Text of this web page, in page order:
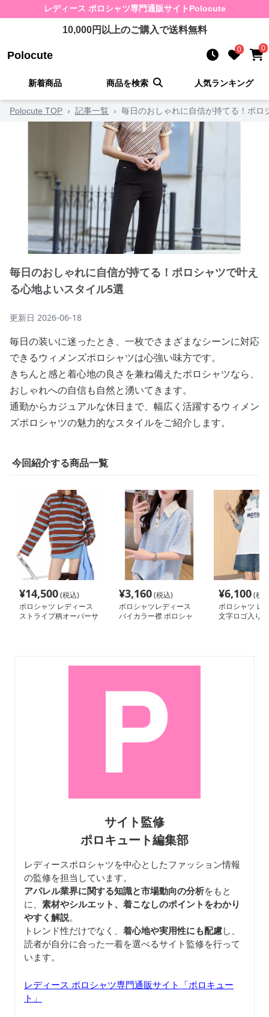
レディース ポロシャツ専門通販サイト Polocute
10,000円以上のご購入で送料無料
Polocute 0 0
新着商品 商品を検索 人気ランキング
Polocute TOP › 記事一覧 › 毎日のおしゃれに自信が持てる！ポ
毎日のおしゃれに自信が持てる！ポロシャツで叶え
る心地よいスタイル5選
更新日 2026-06-18
毎日の装いに迷ったとき、一枚でさまざまなシーンに対応
できるウィメンズポロシャツは心強い味方です。
きちんと感と着心地の良さを兼ね備えたポロシャツなら、
おしゃれへの自信も自然と湧いてきます。
通勤からカジュアルな休日まで、幅広く活躍するウィメン
ズポロシャツの魅力的なスタイルをご紹介します。
今回紹介する商品一覧
¥14,500(税込)
ポロシャツ レディース
ストライプ柄オーバーサ
¥3,160(税込)
ポロシャツレディース
バイカラー襟 ポロシャ
¥6,100(税
ポロシャツ レ
文字ロゴ入り
サイト監修
ポロキュート編集部
レディースポロシャツを中心としたファッション情報
の監修を担当しています。
アパレル業界に関する知識と市場動向の分析をもと
に、 素材やシルエット、着こなしのポイントをわかり
やすく解説。
トレンド性だけでなく、 着心地や実用性にも配慮し、
読者が自分に合った一着を選べるサイト監修を行って
います。
レディース ポロシャツ専門通販サイト「ポロキュー
ト」